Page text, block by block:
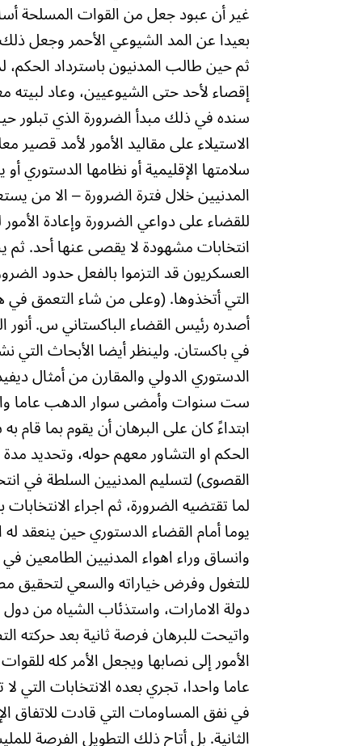
غير أن عبود جعل من القوات المسلحة
بعيدا عن المد الشيوعي الأحمر وجعل
ثم حين طالب المدنيون باسترداد الحكم،
إقصاء لأحد حتى الشيوعيين، وعاد
سنده في ذلك مبدأ الضرورة الذي تبلور
الاستيلاء على مقاليد الأمور لأمد قصير
سلامتها الإقليمية أو نظامها الدستوري
المدنيين خلال فترة الضرورة – الا من
للقضاء على دواعي الضرورة وإعادة
انتخابات مشهودة لا يقصى عنها أحد. ثم
العسكريون قد التزموا بالفعل حدود
التي أتخذوها. (وعلى من شاء التعمق
في باكستان. ولينظر أيضا الأبحاث التي
الدستوري الدولي والمقارن من أمثال
ست سنوات وأمضى سوار الدهب عاما
ابتداءً كان على البرهان أن يقوم بما
الحكم او التشاور معهم حوله، وتحديد
القصوى) لتسليم المدنيين السلطة في
لما تقتضيه الضرورة، ثم اجراء
يوما أمام القضاء الدستوري حين ينعقد
وانساق وراء اهواء المدنيين الطامعين في
للتغول وفرض خياراته والسعي لتحقيق
دولة الامارات، واستذئاب الشياه من دول
الأمور إلى نصابها ويجعل الأمر كله
عاما واحدا، تجري بعده الانتخابات التي
الثانية. بل أتاح ذلك التطويل الفرصة